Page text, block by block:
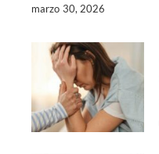
marzo 30, 2026